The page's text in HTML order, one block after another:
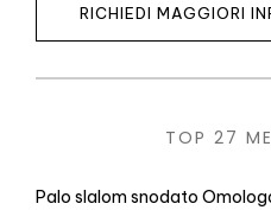
RICHIEDI MAGGIORI
TOP 27
Palo slalom snodato